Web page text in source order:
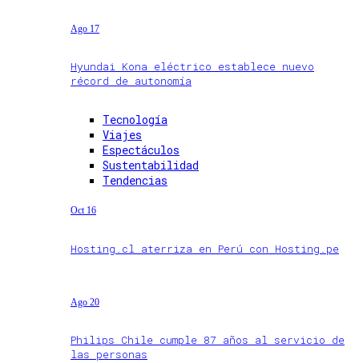
Ago 17
Hyundai Kona eléctrico establece nuevo
récord de autonomía
Tecnología
Viajes
Espectáculos
Sustentabilidad
Tendencias
Oct 16
Hosting.cl aterriza en Perú con Hosting.pe
Ago 20
Philips Chile cumple 87 años al servicio de
las personas